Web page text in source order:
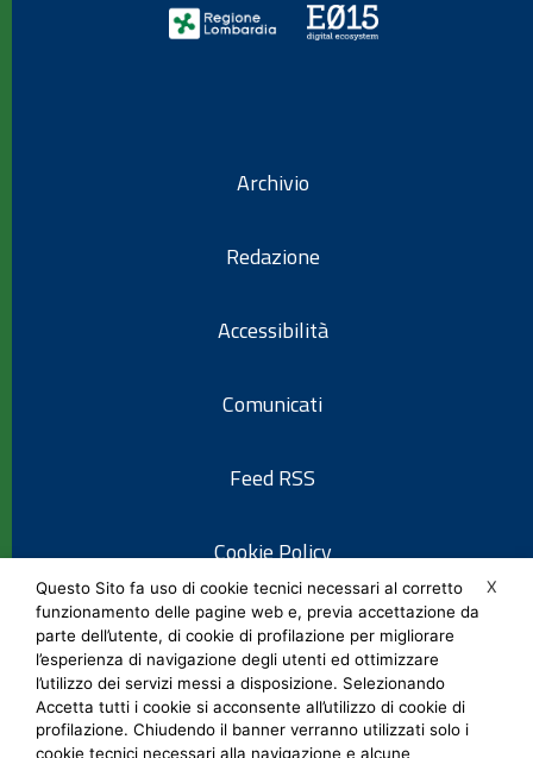
Archivio
Redazione
Accessibilità
Comunicati
Feed RSS
Cookie Policy
Informativa privacy
Note legali
X
Questo Sito fa uso di cookie tecnici necessari al corretto
funzionamento delle pagine web e, previa accettazione da
parte dell’utente, di cookie di profilazione per migliorare
l’esperienza di navigazione degli utenti ed ottimizzare
l’utilizzo dei servizi messi a disposizione. Selezionando
Accetta tutti i cookie si acconsente all’utilizzo di cookie di
profilazione. Chiudendo il banner verranno utilizzati solo i
cookie tecnici necessari alla navigazione e alcune